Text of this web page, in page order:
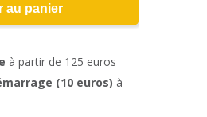
au panier
à partir de 125 euros
(10 euros) à